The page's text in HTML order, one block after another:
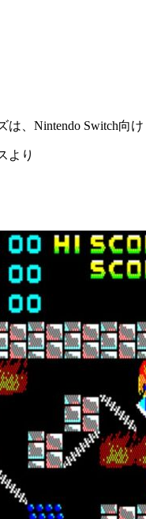
は、Nintendo Switch向
より